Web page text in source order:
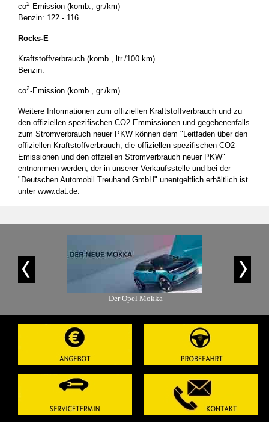
co2-Emission (komb., gr./km)
Benzin: 122 - 116
Rocks-E
Kraftstoffverbrauch (komb., ltr./100 km)
Benzin:
co2-Emission (komb., gr./km)
Weitere Informationen zum offiziellen Kraftstoffverbrauch und zu
den offiziellen spezifischen CO2-Emmissionen und gegebenenfalls
zum Stromverbrauch neuer PKW können dem "Leitfaden über den
offiziellen Kraftstoffverbrauch, die offiziellen spezifischen CO2-
Emissionen und den offziellen Stromverbrauch neuer PKW"
entnommen werden, der in unserer Verkaufsstelle und bei der
"Deutschen Automobil Treuhand GmbH" unentgeltlich erhältlich ist
unter www.dat.de.
Der Opel Mokka